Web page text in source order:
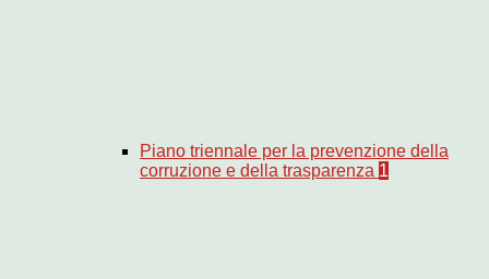
Piano triennale per la prevenzione della
corruzione e della trasparenza 1